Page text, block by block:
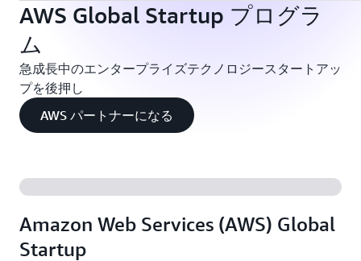
AWS Global Startup プログラ
ム
急成長中のエンタープライズテクノロジースタートアッ
プを後押し
AWS パートナーになる
Amazon Web Services (AWS) Global
Startup